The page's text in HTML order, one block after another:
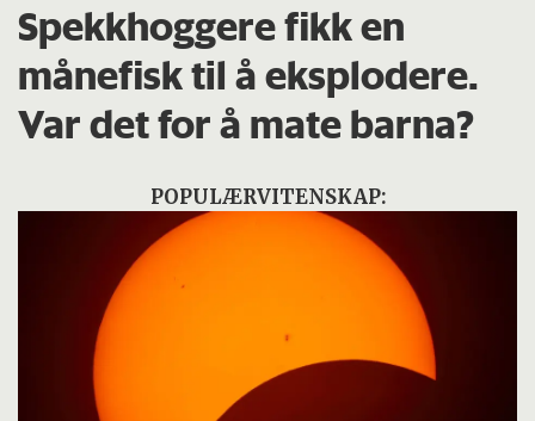
Spekkhoggere fikk en
månefisk til å eksplodere.
Var det for å mate barna?
POPULÆRVITENSKAP: